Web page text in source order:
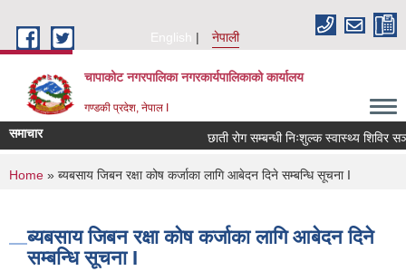
English
नेपाली
चापाकोट नगरपालिका नगरकार्यपालिकाको कार्यालय
गण्डकी प्रदेश, नेपाल I
समाचार छाती रोग सम्बन्धी निःशुल्क स्वास्थ्य शिविर
You are here
Home » ब्यबसाय जिबन रक्षा कोष कर्जाका लागि आबेदन दिने सम्बन्धि सूचना I
ब्यबसाय जिबन रक्षा कोष कर्जाका लागि आबेदन दिने
सम्बन्धि सूचना I